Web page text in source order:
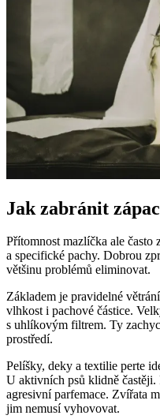
Jak zabránit
Přítomnost mazlíčka ale často
a specifické pachy. Dobrou
většinu problémů eliminovat.
Základem je pravidelné
vlhkost i pachové částice.
s uhlíkovým filtrem. Ty
prostředí.
Pelíšky, deky a textilie perte
U aktivních psů klidně častěji.
agresivní parfemace. Zvířata
jim nemusí vyhovovat.